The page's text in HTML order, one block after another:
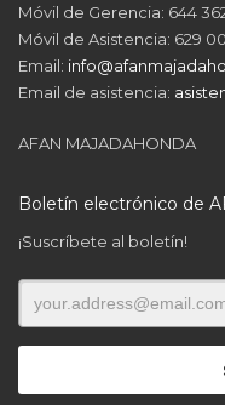
Móvil de Gerencia: 644
Móvil de Asistencia: 629
Email:
Email de asistencia:
AFAN MAJADAHONDA
Boletín electrónico de
¡Suscríbete al boletín!